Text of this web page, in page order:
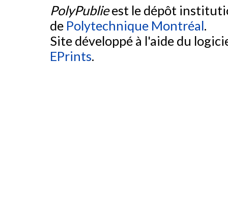
PolyPublieest le dépôt
de Polytechnique Montréal.
Site développé à l'aide du
EPrints.